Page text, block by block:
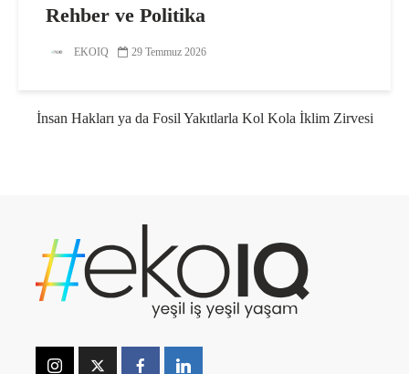
Rehber ve Politika
EKOIQ 29 Temmuz 2026
İnsan Hakları ya da Fosil Yakıtlarla Kol Kola İklim Zirvesi